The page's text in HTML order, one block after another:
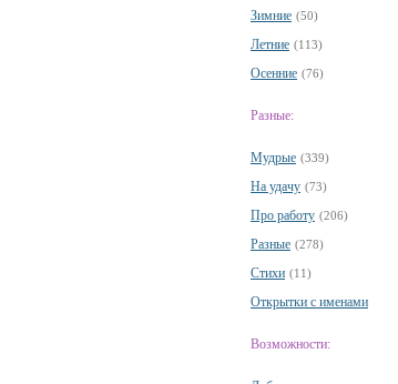
Зимние (50)
Летние (113)
Осенние (76)
Разные:
Мудрые (339)
На удачу (73)
Про работу (206)
Разные (278)
Стихи (11)
Открытки с именами
Возможности: